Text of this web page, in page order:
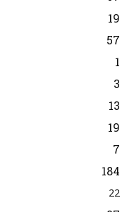
19
57
1
3
13
19
7
184
22